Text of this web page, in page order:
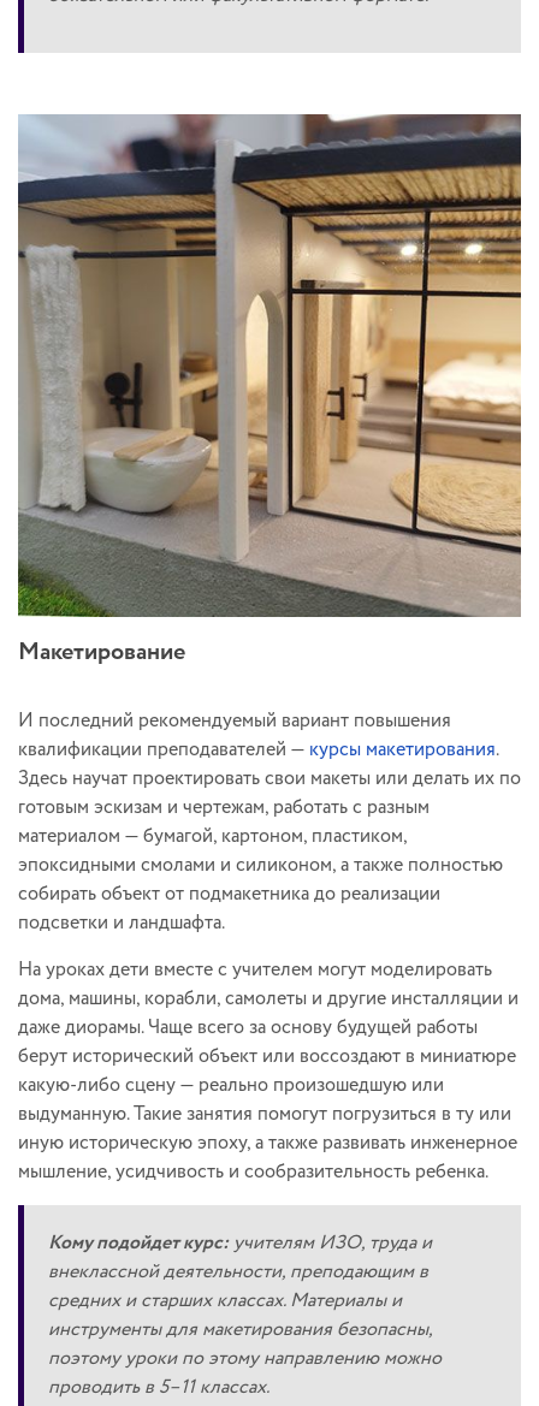
Макетирование
И последний рекомендуемый вариант повышения
квалификации преподавателей — курсы макетирования.
Здесь научат проектировать свои макеты или делать их по
готовым эскизам и чертежам, работать с разным
материалом — бумагой, картоном, пластиком,
эпоксидными смолами и силиконом, а также полностью
собирать объект от подмакетника до реализации
подсветки и ландшафта.
На уроках дети вместе с учителем могут моделировать
дома, машины, корабли, самолеты и другие инсталляции и
даже диорамы. Чаще всего за основу будущей работы
берут исторический объект или воссоздают в миниатюре
какую-либо сцену — реально произошедшую или
выдуманную. Такие занятия помогут погрузиться в ту или
иную историческую эпоху, а также развивать инженерное
мышление, усидчивость и сообразительность ребенка.
Кому подойдет курс:учителям ИЗО, труда и
внеклассной деятельности, преподающим в
средних и старших классах. Материалы и
инструменты для макетирования безопасны,
поэтому уроки по этому направлению можно
проводить в 5–11 классах.